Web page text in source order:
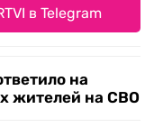
в Telegram
на
жителей на СВО